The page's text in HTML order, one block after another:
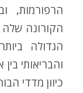
הרפורמות,
הקורונה
הגדולה
והבריאותי
כיוון מדדי